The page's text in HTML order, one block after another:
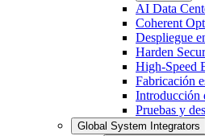
AI Data
Coherent
Despliegue
Harden
High-Speed
Fabricación
Introducción
Pruebas y
Global System Integrators